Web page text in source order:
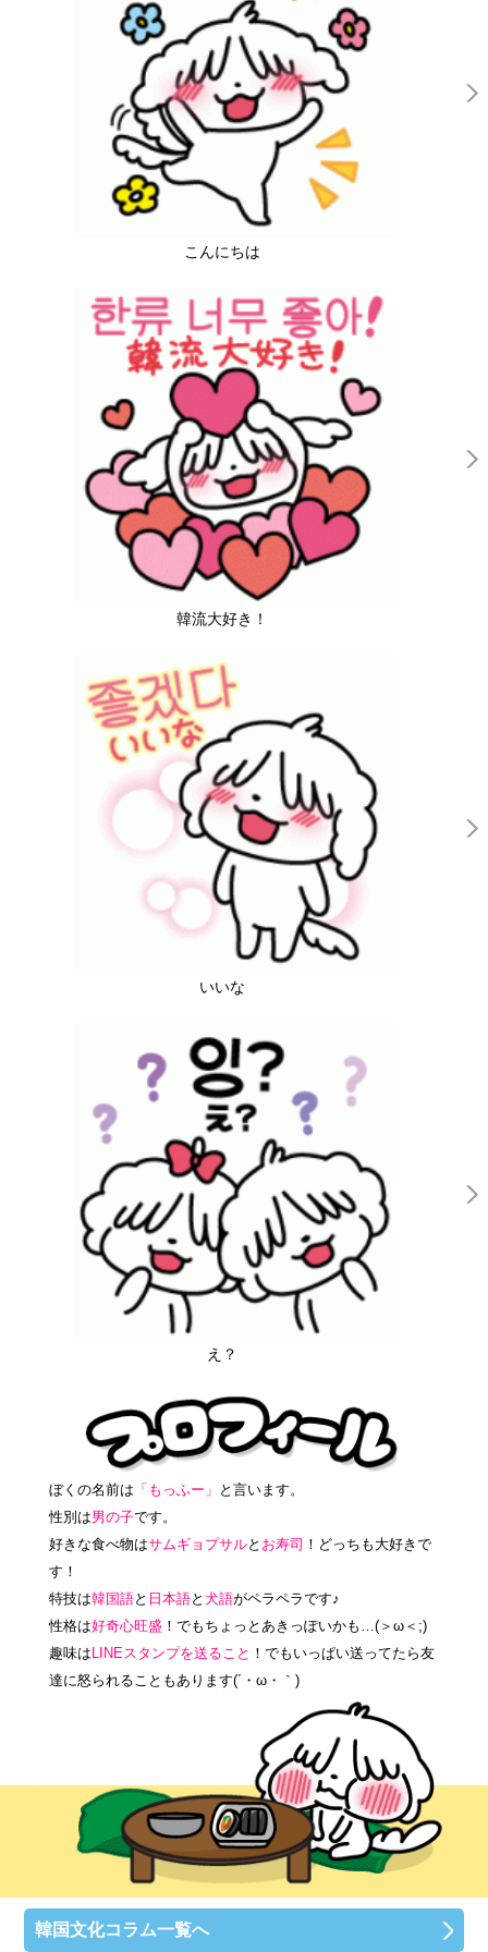
こんにちは
韓流大好き！
いいな
え？
ぼくの名前は 「もっふー」 と言います。
性別は男の子です。
好きな食べ物はサムギョプサルと お寿司 ！どっちも大好きで
す！
特技は韓国語と 日本語と 犬語がペラペラです♪
性格は好奇心旺盛 ！でもちょっとあきっぽいかも…(＞ω＜;)
趣味は LINEスタンプを送ること ！でもいっぱい送ってたら友
達に怒られることもあります(´・ω・｀)
韓国文化コラム一覧へ